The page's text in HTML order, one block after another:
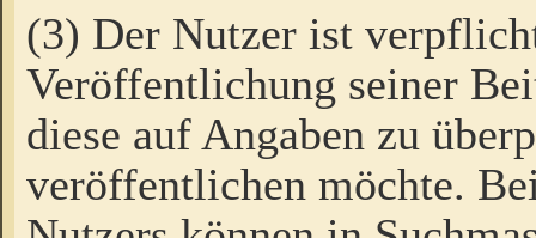
(3) Der Nutzer ist
Veröffentlichung seiner
diese auf Angaben zu
veröffentlichen möchte.